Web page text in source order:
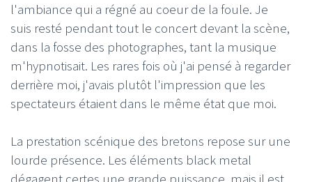
l'ambiance qui a régné au coeur de la foule. Je
suis resté pendant tout le concert devant la scène,
dans la fosse des photographes, tant la musique
m'hypnotisait. Les rares fois où j'ai pensé à regarder
derrière moi, j'avais plutôt l'impression que les
spectateurs étaient dans le même état que moi.
La prestation scénique des bretons repose sur une
lourde présence. Les éléments black metal
dégagent certes une grande puissance, mais il est